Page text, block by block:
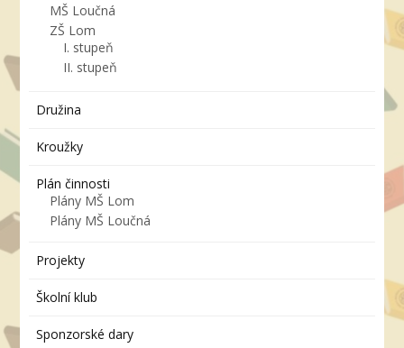
MŠ Loučná
ZŠ Lom
I. stupeň
II. stupeň
Družina
Kroužky
Plán činnosti
Plány MŠ Lom
Plány MŠ Loučná
Projekty
Školní klub
Sponzorské dary